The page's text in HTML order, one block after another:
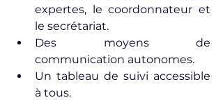
expertes, le coordonnateur et
le secrétariat.
Des moyens de
communication autonomes.
Un tableau de suivi accessible
à tous.